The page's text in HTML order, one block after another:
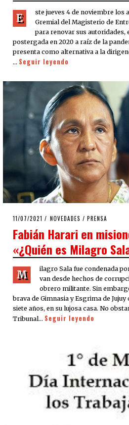
E
ste jueves 4 de noviembre los
Gremial del Magisterio de
para renovar sus autoridades,
postergada en 2020 a raíz de la
presenta como alternativa a la
… Seguir leyendo
POSTED
11/07/2021 11/07/2021
NOVEDADES / PRENSA
Fabián Harari en
«¿Quién es Milagro
M
ilagro Sala fue condenada
van desde hechos de
obrero militante. Sin
brava de Gimnasia y Esgrima de Jujuy
siete años, en su lujosa casa. No
Tribunal… Seguir leyendo